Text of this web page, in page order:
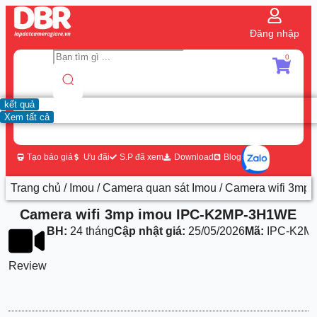
Đăng nhập
kết quả
Xem tất cả
0
Tạo báo giá Ưu đãi S.P đã xem Download Blog
Trang chủ / Imou /Camera quan sát Imou / Camera wifi 3mp
Camera wifi 3mp imou IPC-K2MP-3H1WE
Review
BH: 24 thángCập nhật giá: 25/05/2026Mã: IPC-